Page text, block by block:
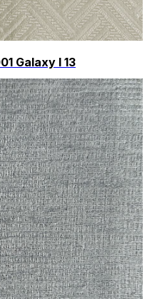
Galaxy I 13